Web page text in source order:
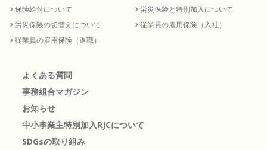
保険給付について
労災保険と特別加入について
労災保険の切替えについて
従業員の雇用保険（入社）
従業員の雇用保険（退職）
よくある質問
事務組合マガジン
お知らせ
中小事業主特別加入RJCについて
SDGsの取り組み